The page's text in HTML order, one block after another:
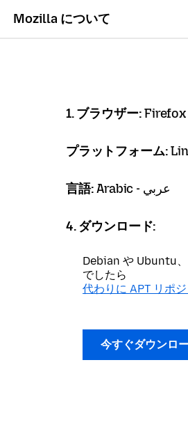
Mozilla について
1. ブラウザー:Firefox
プラットフォーム:
言語: Arabic - عربي
4. ダウンロード:
Debian や Ubuntu
でしたら
代わりに APT リポ
今すぐダウンロ